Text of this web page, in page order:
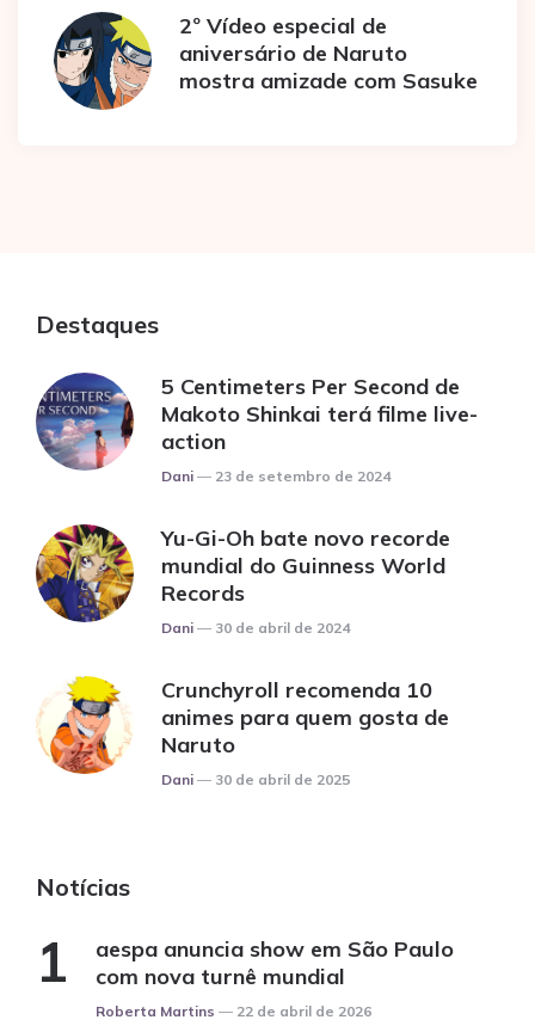
2º Vídeo especial de
aniversário de Naruto
mostra amizade com Sasuke
Destaques
5 Centimeters Per Second de
Makoto Shinkai terá filme live-
action
Posted
Dani 23 de setembro de 2024
Yu-Gi-Oh bate novo recorde
mundial do Guinness World
Records
Posted
Dani 30 de abril de 2024
Crunchyroll recomenda 10
animes para quem gosta de
Naruto
Posted
Dani 30 de abril de 2025
Notícias
aespa anuncia show em São Paulo
com nova turnê mundial
Posted
Roberta Martins 22 de abril de 2026